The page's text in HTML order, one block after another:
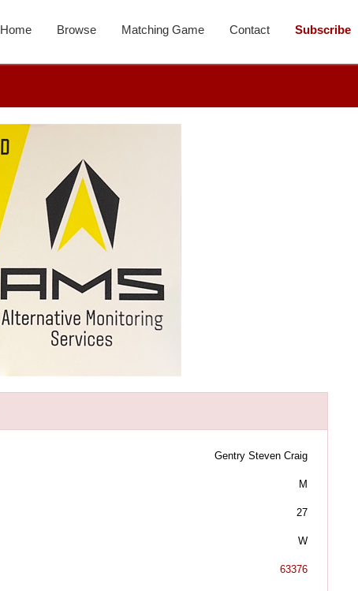
Home Browse Matching Game Contact Subscribe
Gentry Steven Craig
M
27
W
63376